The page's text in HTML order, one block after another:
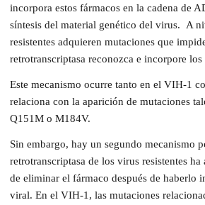
incorpora estos fármacos en la cadena de
síntesis del material genético del virus. A
resistentes adquieren mutaciones que
retrotranscriptasa reconozca e incorpore
Este mecanismo ocurre tanto en el VIH-1
relaciona con la aparición de mutaciones
Q151M o M184V.
Sin embargo, hay un segundo mecanismo
retrotranscriptasa de los virus resistentes
de eliminar el fármaco después de haberlo
viral. En el VIH-1, las mutaciones